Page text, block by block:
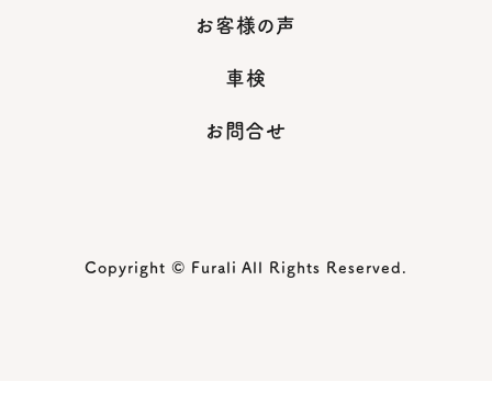
お客様の声
車検
お問合せ
Copyright © Furali All Rights Reserved.